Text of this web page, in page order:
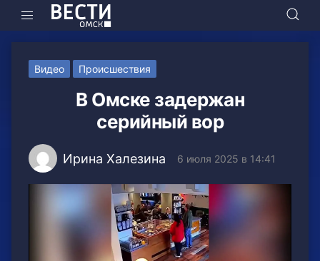
Видео Происшествия
В Омске задержан
серийный вор
Ирина Халезина 6 июля 2025 в 14:41